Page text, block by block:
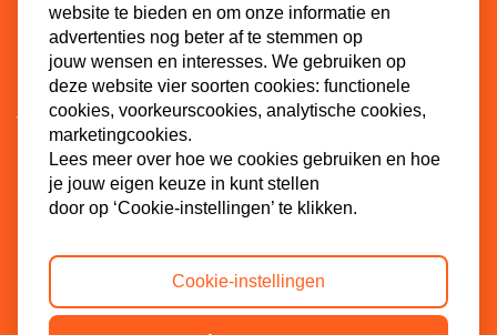
Doe mee
Lid worden
Vacatures
Doneren
Sponsoren
website te bieden en om onze informatie en
advertenties nog beter af te stemmen op
jouw wensen en interesses. We gebruiken op
deze website vier soorten cookies: functionele
cookies, voorkeurscookies, analytische cookies,
marketingcookies.
Lees meer over hoe we cookies gebruiken en hoe
je jouw eigen keuze in kunt stellen
door op ‘Cookie-instellingen’ te klikken.
Cookie-instellingen